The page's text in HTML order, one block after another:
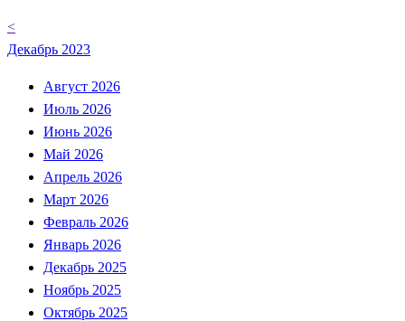
<
Декабрь 2023
Август 2026
Июль 2026
Июнь 2026
Май 2026
Апрель 2026
Март 2026
Февраль 2026
Январь 2026
Декабрь 2025
Ноябрь 2025
Октябрь 2025